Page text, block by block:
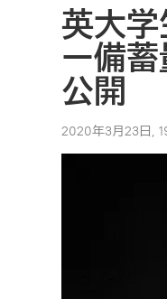
英大
ー備
公開
2020年3月23日,